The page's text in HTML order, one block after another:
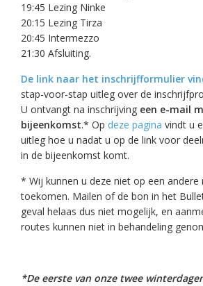
19:45 Lezing Ninke
20:15 Lezing Tirza
20:45 Intermezzo
21:30 Afsluiting.
De link naar het inschrijfformulier
stap-voor-stap uitleg over de
U ontvangt na inschrijving een e-mail
bijeenkomst.* Op deze pagina vindt u
uitleg hoe u nadat u op de link voor
in de bijeenkomst komt.
* Wij kunnen u deze niet op een andere
toekomen. Mailen of de bon in het
geval helaas dus niet mogelijk, en
routes kunnen niet in behandeling
*De eerste van onze twee